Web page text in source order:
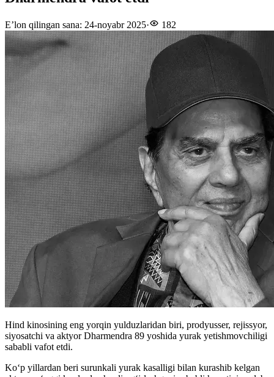
E’lon qilingan sana: 24-noyabr 2025· 182
Hind kinosining eng yorqin yulduzlaridan biri, prodyusser, rejissyor,
siyosatchi va aktyor Dharmendra 89 yoshida yurak yetishmovchiligi
sababli vafot etdi.
Ko‘p yillardan beri surunkali yurak kasalligi bilan kurashib kelgan